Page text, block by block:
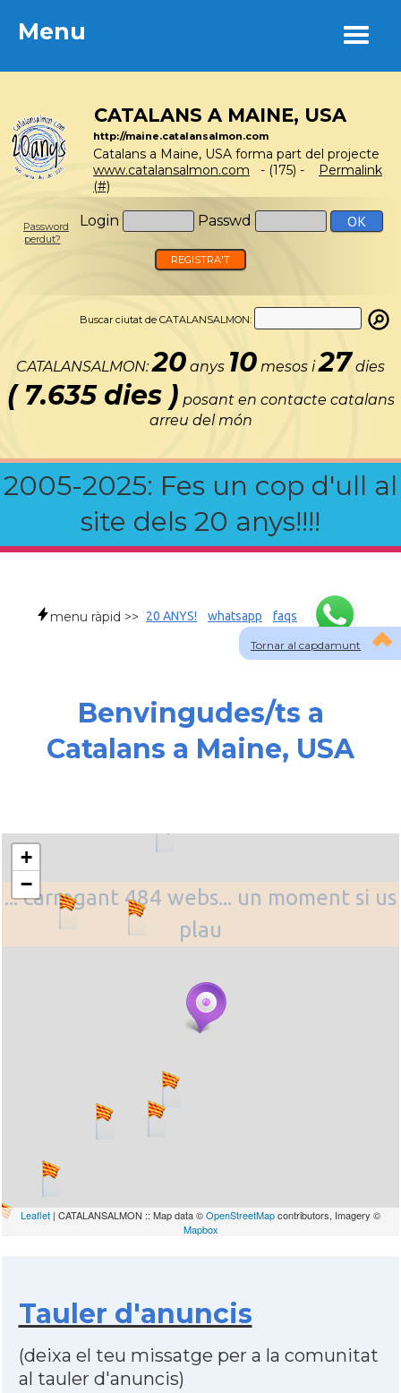
Menu
CATALANS A MAINE, USA
http://maine.catalansalmon.com
Catalans a Maine, USA forma part del projecte
www.catalansalmon.com - (175) - Permalink
(#)
Login Passwd
Password
perdut?
REGISTRA'T
Buscar ciutat de CATALANSALMON:
CATALANSALMON:20 anys 10 mesos i27 dies
( 7.635 dies ) posant en contacte catalans
arreu del món
2005-2025: Fes un cop d'ull al
site dels 20 anys!!!!
Menu
Tornar al capdamunt
menu ràpid >> 20 ANYS! whatsapp faqs
Benvingudes/ts a
Catalans a Maine, USA
... carregant 484 webs... un moment si us
plau
+
−
Leaflet | CATALANSALMON :: Map data ©OpenStreetMapcontributors, Imagery ©
Mapbox
Tauler d'anuncis
(deixa el teu missatge per a la comunitat
al tauler d'anuncis)